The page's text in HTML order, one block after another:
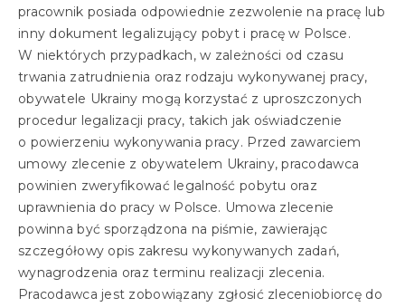
pracownik posiada odpowiednie zezwolenie na pracę lub
inny dokument legalizujący pobyt i pracę w Polsce.
W niektórych przypadkach, w zależności od czasu
trwania zatrudnienia oraz rodzaju wykonywanej pracy,
obywatele Ukrainy mogą korzystać z uproszczonych
procedur legalizacji pracy, takich jak oświadczenie
o powierzeniu wykonywania pracy. Przed zawarciem
umowy zlecenie z obywatelem Ukrainy, pracodawca
powinien zweryfikować legalność pobytu oraz
uprawnienia do pracy w Polsce. Umowa zlecenie
powinna być sporządzona na piśmie, zawierając
szczegółowy opis zakresu wykonywanych zadań,
wynagrodzenia oraz terminu realizacji zlecenia.
Pracodawca jest zobowiązany zgłosić zleceniobiorcę do